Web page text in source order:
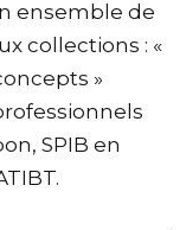
ensemble de
collections : «
»
SPIB en